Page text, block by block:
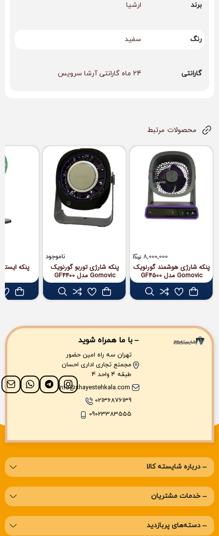
برند ارشیا
رنگ سفید
گارانتی 24 ماه گارانتی آرشا سرویس
محصولات مرتبط
8,000,000
پنکه شارژی هوشمند گورنویک
Gornovic مدل GF4500
ناموجود
پنکه شارژی توربو گورنویک
Gornovic مدل GF4400
با ما همراه شوید
تهران سه راه امین حضور
مجمتع تجاری اداری احسان
طبقه 4 واحد 4
info@shayestehkala.com
02136876139
09023383555
درباره‌ شایسته کالا
خدمات مشتریان
دسته‌های پربازدید